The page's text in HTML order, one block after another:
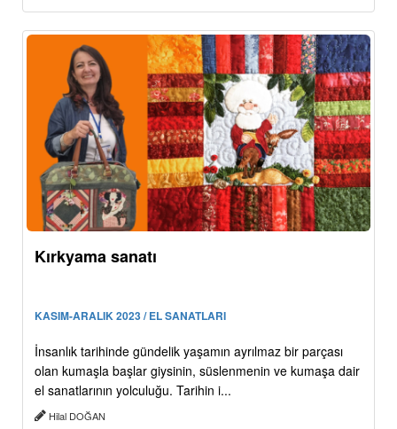
Kırkyama sanatı
KASIM-ARALIK 2023 / EL SANATLARI
İnsanlık tarihinde gündelik yaşamın ayrılmaz bir parçası
olan kumaşla başlar giysinin, süslenmenin ve kumaşa dair
el sanatlarının yolculuğu. Tarihin i...
Hilal DOĞAN